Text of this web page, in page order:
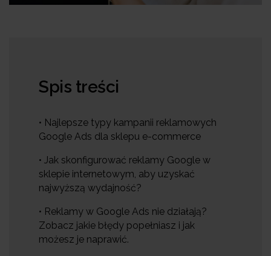
Spis treści
• Najlepsze typy kampanii reklamowych
Google Ads dla sklepu e-commerce
• Jak skonfigurować reklamy Google w
sklepie internetowym, aby uzyskać
najwyższą wydajność?
• Reklamy w Google Ads nie działają?
Zobacz jakie błędy popełniasz i jak
możesz je naprawić.